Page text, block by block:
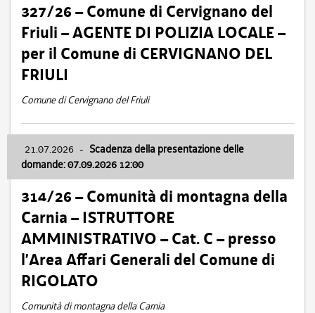
327/26 – Comune di Cervignano del
Friuli – AGENTE DI POLIZIA LOCALE –
per il Comune di CERVIGNANO DEL
FRIULI
Comune di Cervignano del Friuli
21.07.2026 - Scadenza della presentazione delle
domande: 07.09.2026 12:00
314/26 – Comunità di montagna della
Carnia – ISTRUTTORE
AMMINISTRATIVO – Cat. C – presso
l’Area Affari Generali del Comune di
RIGOLATO
Comunità di montagna della Carnia